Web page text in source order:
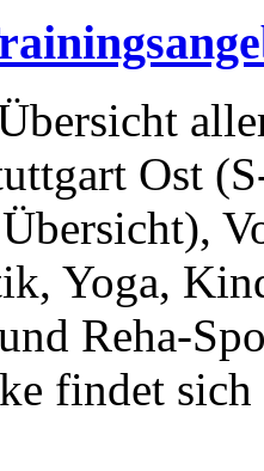
Ost
Yoga,
Reha-
findet